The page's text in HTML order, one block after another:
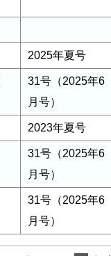
2025年夏号
31号（2025年6
月号）
2023年夏号
31号（2025年6
月号）
31号（2025年6
月号）